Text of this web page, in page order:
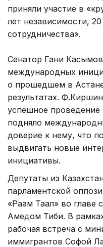
приняли участие в
лет независимости,
сотрудничества».
Сенатор Гани Касымов
международных
о прошедшем в
результатах.
успешное
подняло
доверие к нему, что
выдвигать новые
инициативы.
Депутаты из
парламентской
«Раам Таал» во главе
Амедом Тиби. В
рабочая встреча с
иммигрантов Софой